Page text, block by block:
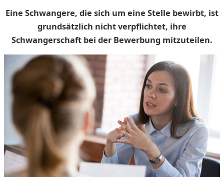
Eine Schwangere, die sich um eine Stelle bewirbt, ist
grundsätzlich nicht verpflichtet, ihre
Schwangerschaft bei der Bewerbung mitzuteilen.